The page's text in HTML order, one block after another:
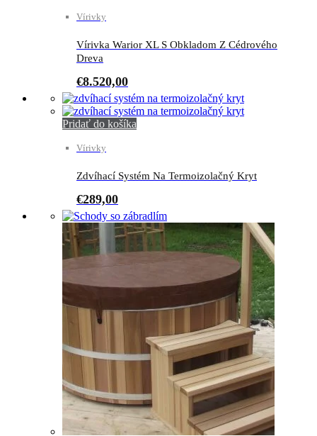
Vírivky
Vírivka Warior XL S Obkladom Z Cédrového
Dreva
€8.520,00
Pridať do košíka
Vírivky
Zdvíhací Systém Na Termoizolačný Kryt
€289,00